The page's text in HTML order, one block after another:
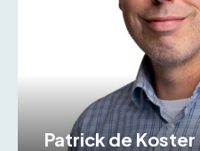
Patrick de Koster